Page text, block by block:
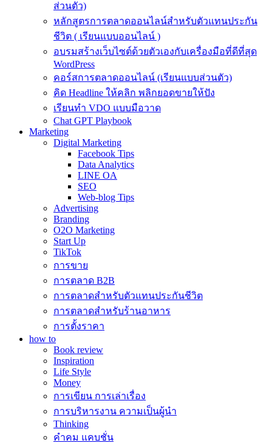
ส่วนตัว)
หลักสูตรการตลาดออนไลน์สำหรับตัวแทนประกัน
ชีวิต ( เรียนแบบออนไลน์ )
อบรมสร้างเว็บไซต์ด้วยตัวเองกับเครื่องมือที่ดีที่สุด
WordPress
คอร์สการตลาดออนไลน์ (เรียนแบบส่วนตัว)
คิด Headline ให้คลิก พลิกยอดขายให้ปัง
เรียนทำ VDO แบบมือวาด
Chat GPT Playbook
Marketing
Digital Marketing
Facebook Tips
Data Analytics
LINE OA
SEO
Web-blog Tips
Advertising
Branding
O2O Marketing
Start Up
TikTok
การขาย
การตลาด B2B
การตลาดสำหรับตัวแทนประกันชีวิต
การตลาดสำหรับร้านอาหาร
การตั้งราคา
how to
Book review
Inspiration
Life Style
Money
การเขียน การเล่าเรื่อง
การบริหารงาน ความเป็นผู้นำ
Thinking
คำคม แคบชั่น